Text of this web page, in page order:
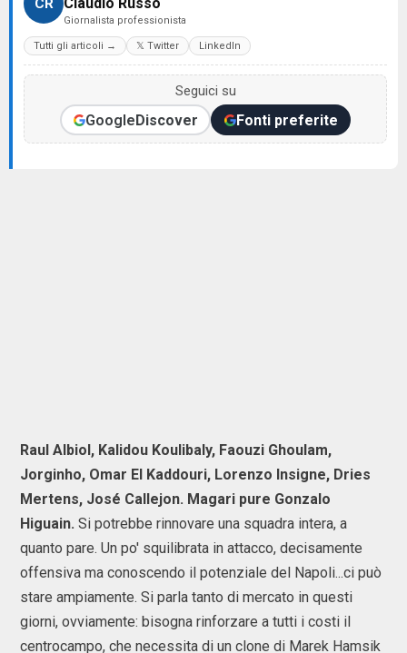
CR
Giornalista professionista
Tutti gli articoli → 𝕏 Twitter LinkedIn
Seguici su
GoogleDiscover Fonti preferite
Raul Albiol, Kalidou Koulibaly, Faouzi Ghoulam,
Jorginho, Omar El Kaddouri, Lorenzo Insigne, Dries
Mertens, José Callejon. Magari pure Gonzalo
Higuain. Si potrebbe rinnovare una squadra intera, a
quanto pare. Un po' squilibrata in attacco, decisamente
offensiva ma conoscendo il potenziale del Napoli...ci può
stare ampiamente. Si parla tanto di mercato in questi
giorni, ovviamente: bisogna rinforzare a tutti i costi il
centrocampo, che necessita di un clone di Marek Hamsik